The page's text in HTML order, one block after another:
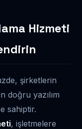
Hizmeti
şirketlerin
doğru yazılım
sahiptir.
, işletmelere